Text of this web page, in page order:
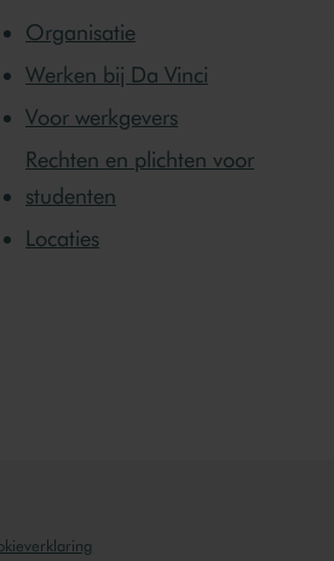
Organisatie
Werken bij Da Vinci
Voor werkgevers
Rechten en plichten voor
studenten
Locaties